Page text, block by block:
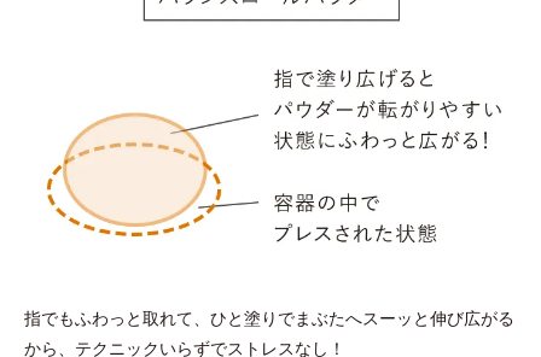
指でもふわっと取れて、ひと塗りでまぶたへスーッと伸び広がる
から、テクニックいらずでストレスなし！